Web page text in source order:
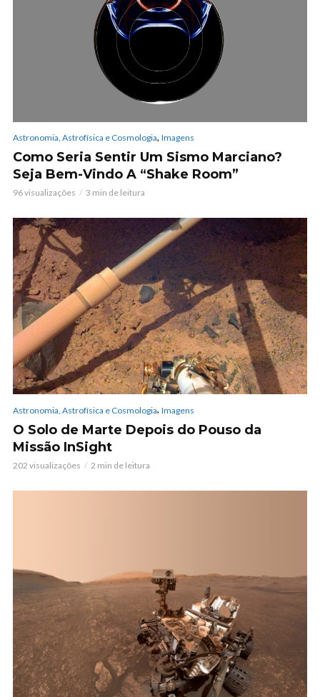
Astronomia, Astrofísica e Cosmologia, Imagens
Como Seria Sentir Um Sismo Marciano?
Seja Bem-Vindo A “Shake Room”
96 visualizações 3 min de leitura
Astronomia, Astrofísica e Cosmologia, Imagens
O Solo de Marte Depois do Pouso da
Missão InSight
202 visualizações 2 min de leitura